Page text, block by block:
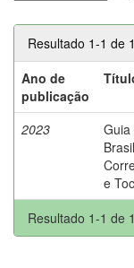
Resultado 1-1 de
Ano de
publicação
2023
Guia
e
Resultado 1-1 de